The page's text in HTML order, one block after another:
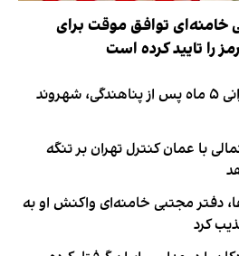
توافق موقت برای
را تایید کرده است
دو فوتبالیست زن ایرانی ۵ ماه پس از پناهندگی، شهروند
با عمان کنترل تهران بر تنگه
دفتر مجتبی خامنه‌ای واکنش او به
کرد